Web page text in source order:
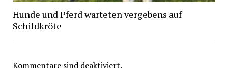
Hunde und Pferd warteten vergebens auf
Schildkröte
Kommentare sind deaktiviert.